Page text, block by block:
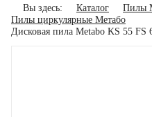
Вы здесь: Каталог
Пилы
Пилы циркулярные Метабо
Дисковая пила Metabo KS 55 FS